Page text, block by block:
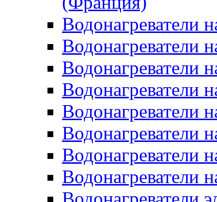
Водонагреватели
Водонагреватели
Водонагреватели
Водонагреватели
Водонагреватели
Водонагреватели
Водонагреватели
Водонагреватели